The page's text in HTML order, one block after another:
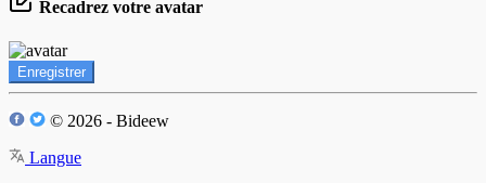
Recadrez votre avatar
Enregistrer
© 2026 - Bideew
Langue